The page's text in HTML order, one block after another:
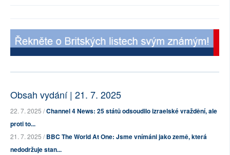
Obsah vydání | 21. 7. 2025
22. 7. 2025 /Channel 4 News: 25 států odsoudilo izraelské vraždění, ale
proti to...
21. 7. 2025 /BBC The World At One: Jsme vnímáni jako země, která
nedodržuje stan...